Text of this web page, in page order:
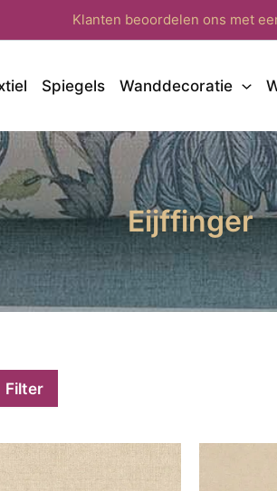
Klanten beoordelen ons met
Spiegels Wanddecoratie
Eijffinger
Filter